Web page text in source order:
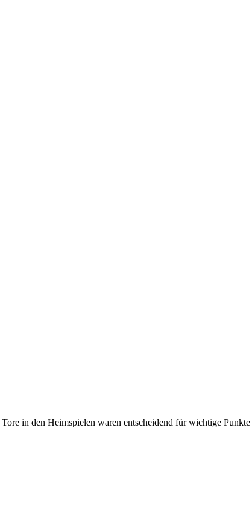
in den Heimspielen waren entscheidend für wichtige